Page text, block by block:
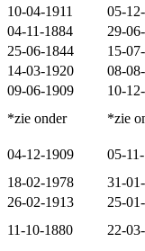
10-04-1911
05-
04-11-1884
29-
25-06-1844
15-
14-03-1920
08-
09-06-1909
10-
*zie onder *zie
04-12-1909
05-
18-02-1978
31-
26-02-1913
25-
11-10-1880
22-